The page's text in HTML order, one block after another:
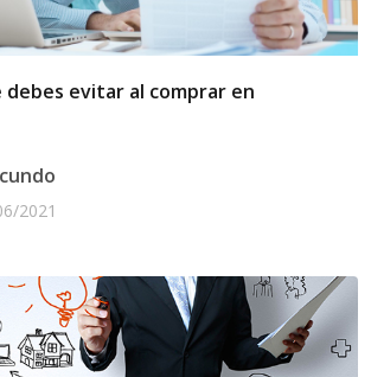
debes evitar al comprar en
2021